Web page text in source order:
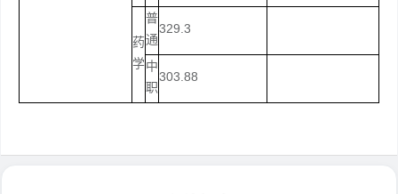
药
学
普
通
329.3
中
职
303.88